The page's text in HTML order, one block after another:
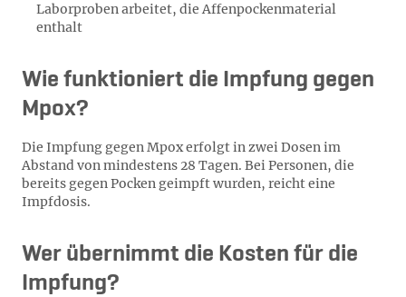
Laborproben arbeitet, die Affenpockenmaterial
enthalt
Wie funktioniert die Impfung gegen
Mpox?
Die Impfung gegen Mpox erfolgt in zwei Dosen im
Abstand von mindestens 28 Tagen. Bei Personen, die
bereits gegen Pocken geimpft wurden, reicht eine
Impfdosis.
Wer übernimmt die Kosten für die
Impfung?